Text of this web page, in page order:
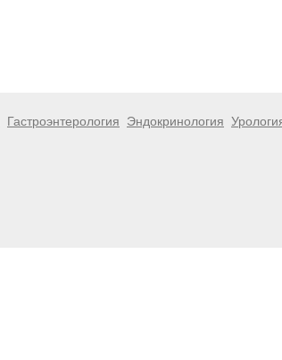
Гастроэнтерология Эндокринология